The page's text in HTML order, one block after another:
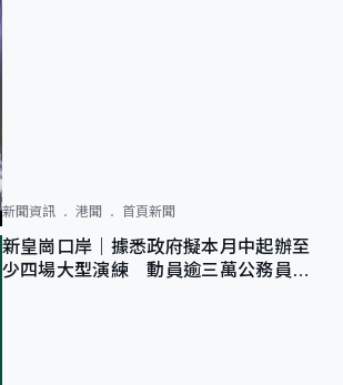
新聞資訊 港聞 首頁新聞
新皇崗口岸｜據悉政府擬本月中起辦至
少四場大型演練 動員逾三萬公務員人